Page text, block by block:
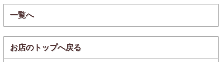
一覧へ
お店のトップへ戻る